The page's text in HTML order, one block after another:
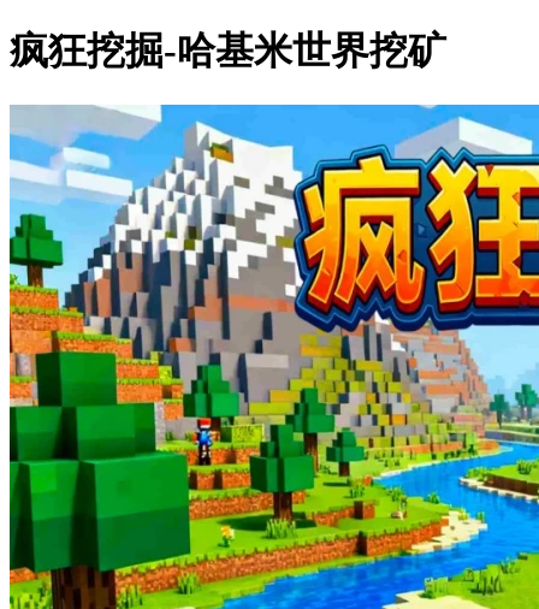
疯狂挖掘-哈基米世界挖矿